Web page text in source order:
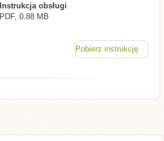
Instrukcja obsługi
PDF, 0.88 MB
Pobierz instrukcję